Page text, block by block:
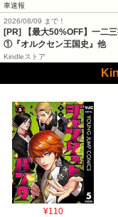
車速報
2026/08/09 まで！
[PR] 【最大50%OFF】一二
①『オルクセン王国史』他
Kindleストア
¥110